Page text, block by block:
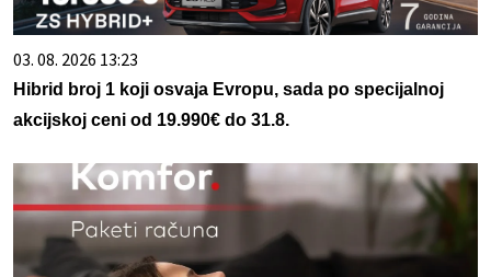
03. 08. 2026 13:23
Hibrid broj 1 koji osvaja Evropu, sada po specijalnoj
akcijskoj ceni od 19.990€ do 31.8.